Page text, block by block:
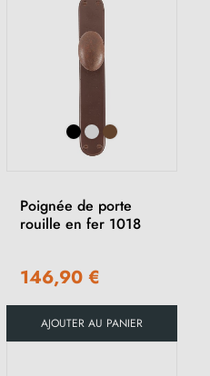
Poignée de porte
rouille en fer 1018
146,90 €
AJOUTER AU PANIER